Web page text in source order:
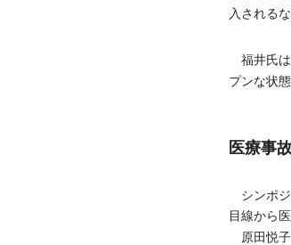
入される
福井氏は
プンな状
医療事
シンポジ
目線から
原田悦子